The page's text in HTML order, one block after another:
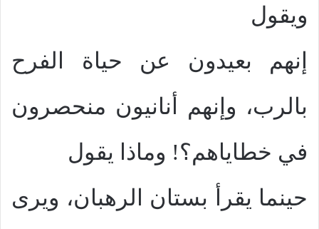
ويقول
إنهم بعيدون عن حياة الفرح
بالرب، وإنهم أنانيون منحصرون
في خطاياهم؟! وماذا يقول
حينما يقرأ بستان الرهبان، ويرى